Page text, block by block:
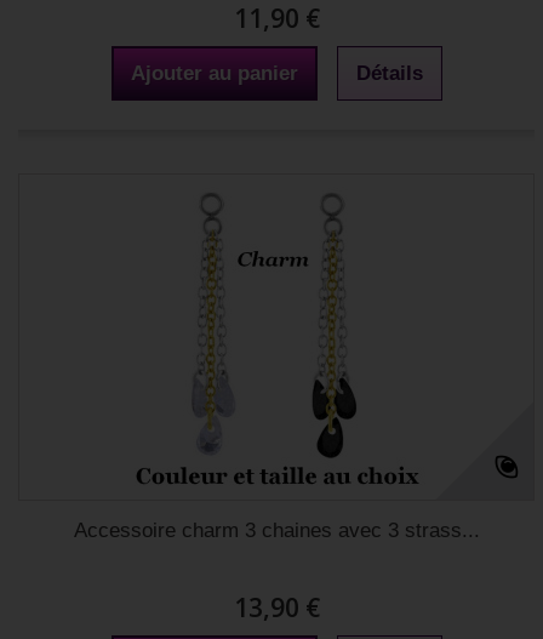
11,90 €
Ajouter au panier Détails
Accessoire charm 3 chaines avec 3 strass...
13,90 €